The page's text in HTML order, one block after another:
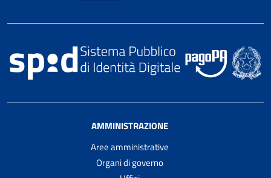
AMMINISTRAZIONE
Aree amministrative
Organi di governo